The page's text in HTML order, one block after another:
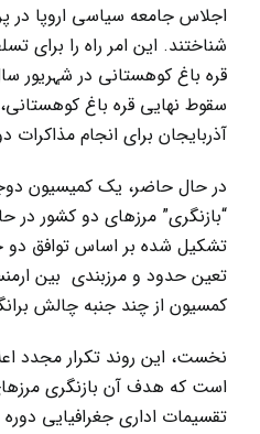
شناختند. این امر راه را برای
سقوط نهایی قره باغ
آذربایجان برای انجام مذاکرات
در حال حاضر، یک کمیسیون
“بازنگری” مرزهای دو کشور
تشکیل شدہ بر اساس توافق دو
تعین حدود و مرزبندی بین
کمسیون از چند جنبه چالش
است که هدف آن بازنگری
تقسیمات اداری‌ جغرافیایی